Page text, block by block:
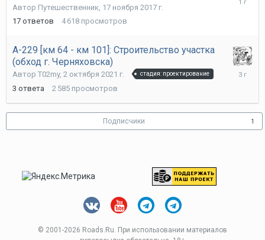
Автор Путешественник, 17 ноября 2017 г.
17 ответов 4 618 просмотров
А-229 [км 64 - км 101]: Строительство участка
(обход г. Черняховска)
Автор T02my, 2 октября 2021 г. стадия: проектирование
3 ответа 2 585 просмотров
21
г.
Подписчики 1
© 2001-2026 Roads.Ru. При использовании материалов